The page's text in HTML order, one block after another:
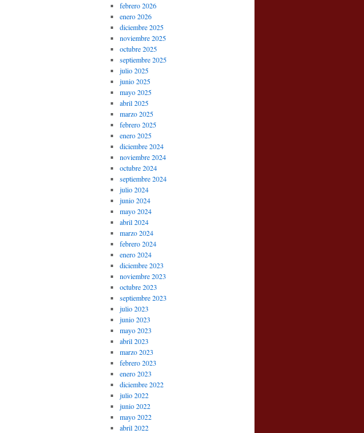
febrero 2026
enero 2026
diciembre 2025
noviembre 2025
octubre 2025
septiembre 2025
julio 2025
junio 2025
mayo 2025
abril 2025
marzo 2025
febrero 2025
enero 2025
diciembre 2024
noviembre 2024
octubre 2024
septiembre 2024
julio 2024
junio 2024
mayo 2024
abril 2024
marzo 2024
febrero 2024
enero 2024
diciembre 2023
noviembre 2023
octubre 2023
septiembre 2023
julio 2023
junio 2023
mayo 2023
abril 2023
marzo 2023
febrero 2023
enero 2023
diciembre 2022
julio 2022
junio 2022
mayo 2022
abril 2022